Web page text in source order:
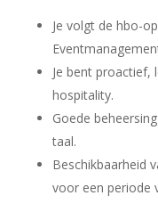
Je volgt de hbo-
Je bent proactief,
hospitality.
Goede
taal.
Beschikbaarheid
voor een periode